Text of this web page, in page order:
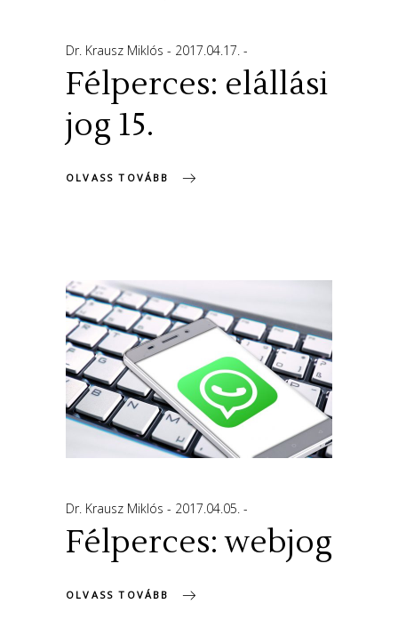
Dr. Krausz Miklós 2017.04.17.
Félperces: elállási
jog 15.
OLVASS TOVÁBB
Dr. Krausz Miklós 2017.04.05.
Félperces: webjog
OLVASS TOVÁBB